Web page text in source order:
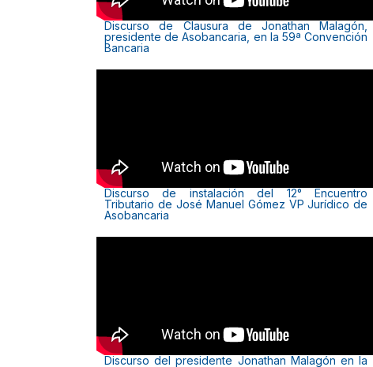
Discurso de Clausura de Jonathan Malagón,
presidente de Asobancaria, en la 59ª Convención
Bancaria
Discurso de instalación del 12° Encuentro
Tributario de José Manuel Gómez VP Jurídico de
Asobancaria
Discurso del presidente Jonathan Malagón en la